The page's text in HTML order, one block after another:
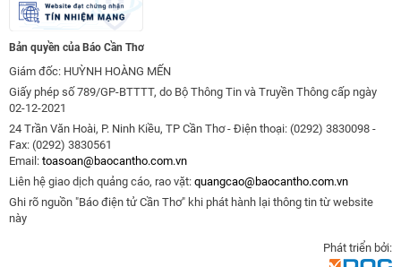
Bản quyền của Báo Cần Thơ
Giám đốc: HUỲNH HOÀNG MẾN
Giấy phép số 789/GP-BTTTT, do Bộ Thông Tin và Truyền Thông cấp ngày
02-12-2021
24 Trần Văn Hoài, P. Ninh Kiều, TP Cần Thơ - Điện thoại: (0292) 3830098 -
Fax: (0292) 3830561
Email: toasoan@baocantho.com.vn
Liên hệ giao dịch quảng cáo, rao vặt: quangcao@baocantho.com.vn
Ghi rõ nguồn "Báo điện tử Cần Thơ" khi phát hành lại thông tin từ website
này
Phát triển bởi: